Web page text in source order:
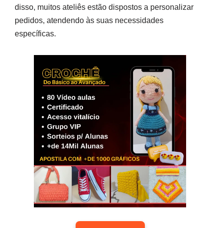
disso, muitos ateliês estão dispostos a personalizar
pedidos, atendendo às suas necessidades
específicas.